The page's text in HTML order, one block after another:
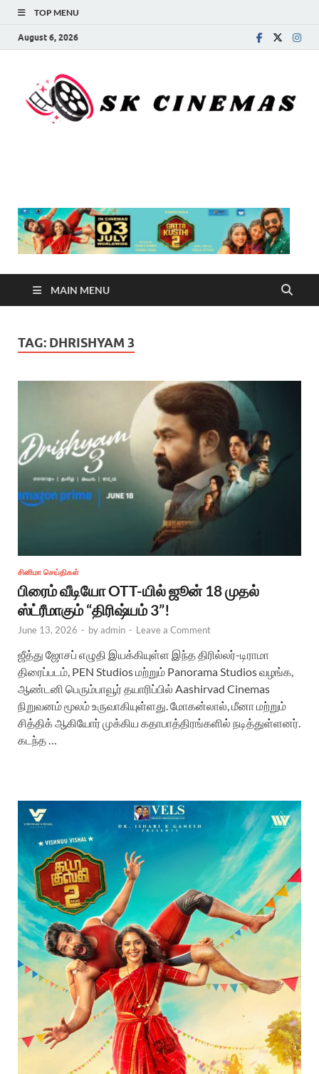
TOP MENU
August 6, 2026
MAIN MENU
TAG: DHRISHYAM 3
சினிமா செய்திகள்
பிரைம் வீடியோ OTT-யில் ஜூன் 18 முதல்
ஸ்ட்ரீமாகும் “திரிஷ்யம் 3”!
June 13, 2026 - byadmin - Leave a Comment
ஜீத்து ஜோசப் எழுதி இயக்கியுள்ள இந்த திரில்லர்-டிராமா
திரைப்படம், PEN Studios மற்றும் Panorama Studios வழங்க,
ஆண்டனி பெரும்பாவூர் தயாரிப்பில் Aashirvad Cinemas
நிறுவனம் மூலம் உருவாகியுள்ளது. மோகன்லால், மீனா மற்றும்
சித்திக் ஆகியோர் முக்கிய கதாபாத்திரங்களில் நடித்துள்ளனர்.
கடந்த …